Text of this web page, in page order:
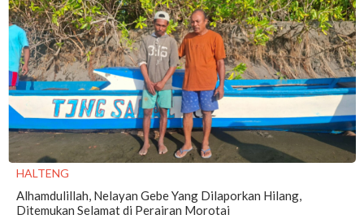
HALTENG
Alhamdulillah, Nelayan Gebe Yang Dilaporkan Hilang,
Ditemukan Selamat di Perairan Morotai